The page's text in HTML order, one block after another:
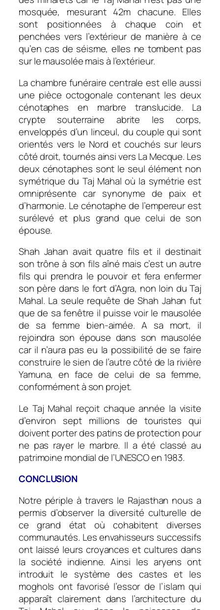
mosquée, mesurant 42m chacune. Elles
sont positionnées à chaque coin et
penchées vers l’extérieur de manière à ce
qu’en cas de séisme, elles ne tombent pas
sur le mausolée mais à l’extérieur.
La chambre funéraire centrale est elle aussi
une pièce octogonale contenant les deux
cénotaphes en marbre translucide. La
crypte souterraine abrite les corps,
enveloppés d’un linceul, du couple qui sont
orientés vers le Nord et couchés sur leurs
côté droit, tournés ainsi vers La Mecque. Les
deux cénotaphes sont le seul élément non
symétrique du Taj Mahal où la symétrie est
omniprésente car synonyme de paix et
d’harmonie. Le cénotaphe de l’empereur est
surélevé et plus grand que celui de son
épouse.
Shah Jahan avait quatre fils et il destinait
son trône à son fils aîné mais c’est un autre
fils qui prendra le pouvoir et fera enfermer
son père dans le fort d’Agra, non loin du Taj
Mahal. La seule requête de Shah Jahan fut
que de sa fenêtre il puisse voir le mausolée
de sa femme bien-aimée. A sa mort, il
rejoindra son épouse dans son mausolée
car il n’aura pas eu la possibilité de se faire
construire le sien de l’autre côté de la rivière
Yamuna, en face de celui de sa femme,
conformément à son projet.
Le Taj Mahal reçoit chaque année la visite
d’environ sept millions de touristes qui
doivent porter des patins de protection pour
ne pas rayer le marbre. Il a été classé au
patrimoine mondial de l’UNESCO en 1983.
CONCLUSION
Notre périple à travers le Rajasthan nous a
permis d’observer la diversité culturelle de
ce grand état où cohabitent diverses
communautés. Les envahisseurs successifs
ont laissé leurs croyances et cultures dans
la société indienne. Ainsi les aryens ont
introduit le système des castes et les
moghols ont favorisé l’essor de l’islam qui
apparaît clairement dans l’architecture du